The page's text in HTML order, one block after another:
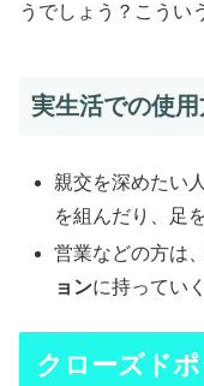
うでしょう？こうい
実生活での使
親交を深めたい
を組んだり、足
営業などの方は、
ョンに持ってい
クローズド